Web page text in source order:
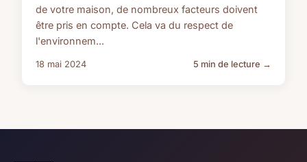
de votre maison, de nombreux facteurs doivent
être pris en compte. Cela va du respect de
l'environnem...
18 mai 2024 5 min de lecture →